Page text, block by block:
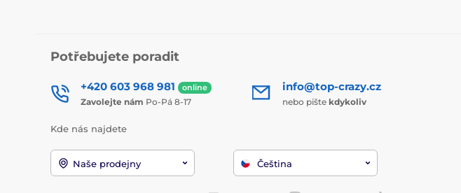
Potřebujete poradit
+420 603 968 981 online
Zavolejte nám Po-Pá 8-17
info@top-crazy.cz
nebo pište kdykoliv
Kde nás najdete
Naše prodejny Čeština